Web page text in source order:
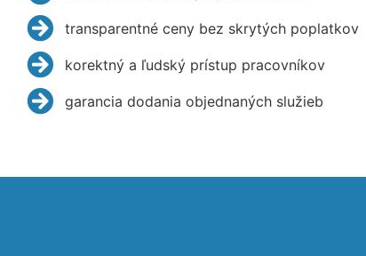
transparentné ceny bez skrytých poplatkov
korektný a ľudský prístup pracovníkov
garancia dodania objednaných služieb